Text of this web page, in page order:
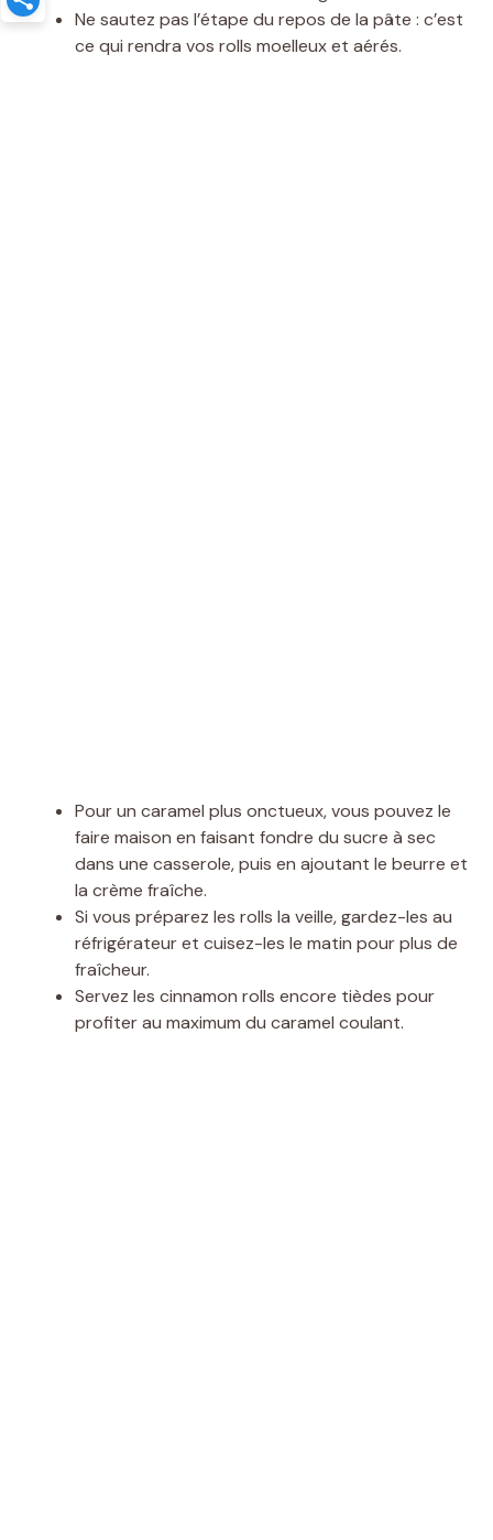
Ne sautez pas l’étape du repos de la pâte : c’est
ce qui rendra vos rolls moelleux et aérés.
Pour un caramel plus onctueux, vous pouvez le
faire maison en faisant fondre du sucre à sec
dans une casserole, puis en ajoutant le beurre et
la crème fraîche.
Si vous préparez les rolls la veille, gardez-les au
réfrigérateur et cuisez-les le matin pour plus de
fraîcheur.
Servez les cinnamon rolls encore tièdes pour
profiter au maximum du caramel coulant.